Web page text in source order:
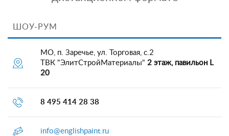
ШОУ-РУМ
МО, п. Заречье, ул. Торговая, с.2
ТВК "ЭлитСтройМатериалы" 2 этаж, павильон L
20
8 495 414 28 38
info@englishpaint.ru